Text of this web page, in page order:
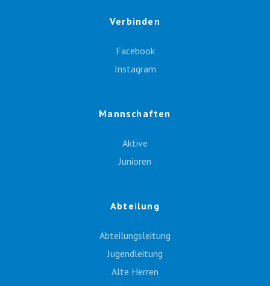
Verbinden
Facebook
Instagram
Mannschaften
Aktive
Junioren
Abteilung
Abteilungsleitung
Jugendleitung
Alte Herren